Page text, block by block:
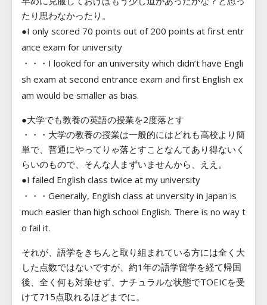
たり思わなかったり。
●I only scored 70 points out of 200 points at first entr
ance exam for university
・・・I looked for an university which didn’t have Engli
sh exam at second entrance exam and first English ex
am would be smaller as bias.
●大学でも教養の英語の授業を2度落とす
・・・大学の教養の授業は一般的にはどれも高校より簡
単で、普通にやってりゃ落とすことなんてあり得ないく
らいのもので、そんな人まずいませんから、ええ。
●I failed English class twice at my university
・・・Generally, English class at unversity in Japan is
much easier than high school English. There is no way t
o fail it.
それが、語学をきちんと取り組まれている方には全く大
した点数ではないですが、約1年の語学留学を経て帰国
後、全く何も対策せず、ナチュラルな状態でTOEICを受
けて715点取れるほどまでに。